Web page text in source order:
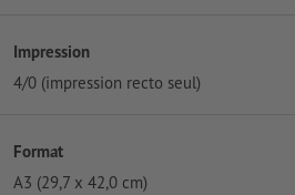
Impression
4/0 (impression recto seul)
Format
A3 (29,7 x 42,0 cm)